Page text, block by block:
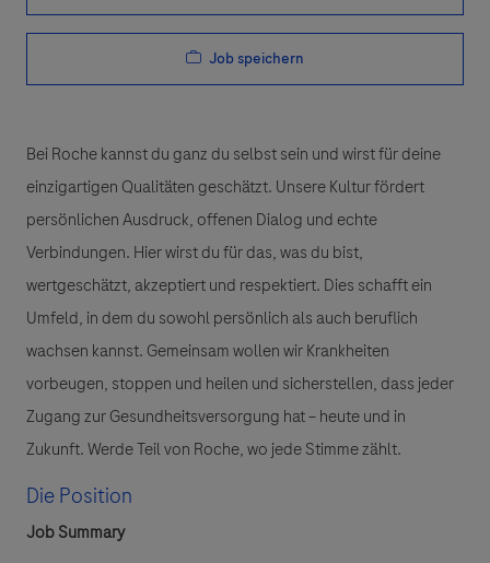
Job speichern
Bei Roche kannst du ganz du selbst sein und wirst für deine
einzigartigen Qualitäten geschätzt. Unsere Kultur fördert
persönlichen Ausdruck, offenen Dialog und echte
Verbindungen. Hier wirst du für das, was du bist,
wertgeschätzt, akzeptiert und respektiert. Dies schafft ein
Umfeld, in dem du sowohl persönlich als auch beruflich
wachsen kannst. Gemeinsam wollen wir Krankheiten
vorbeugen, stoppen und heilen und sicherstellen, dass jeder
Zugang zur Gesundheitsversorgung hat – heute und in
Zukunft. Werde Teil von Roche, wo jede Stimme zählt.
Die Position
Job Summary